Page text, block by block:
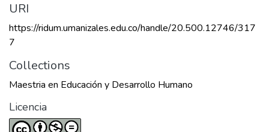
URI
https://ridum.umanizales.edu.co/handle/20.500.12746/317
7
Collections
Maestria en Educación y Desarrollo Humano
Licencia